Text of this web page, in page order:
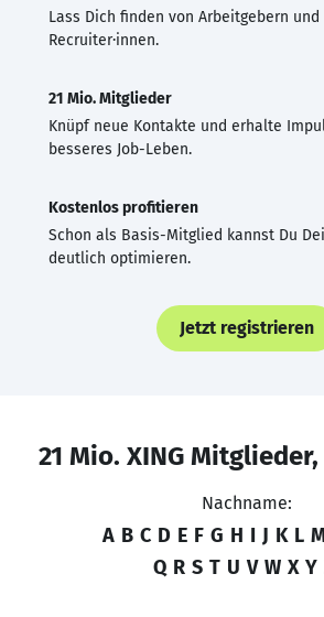
Lass Dich finden von Arbeitgebern und
Recruiter·innen.
21 Mio. Mitglieder
Knüpf neue Kontakte und erhalte
besseres Job-Leben.
Kostenlos profitieren
Schon als Basis-Mitglied kannst Du
deutlich optimieren.
Jetzt registrieren
21 Mio. XING
Nachname:
A B C D E F G H I J K L
Q R S T U V W X Y